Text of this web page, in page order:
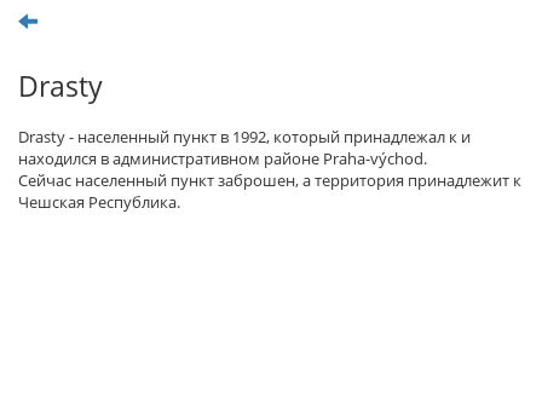
Drasty
Drasty - населенный пункт в 1992, который принадлежал к и
находился в административном районе Praha-východ.
Сейчас населенный пункт заброшен, а территория принадлежит к
Чешская Республика.